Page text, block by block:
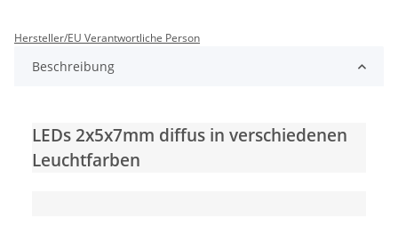
Hersteller/EU Verantwortliche Person
Beschreibung
LEDs 2x5x7mm diffus in verschiedenen
Leuchtfarben